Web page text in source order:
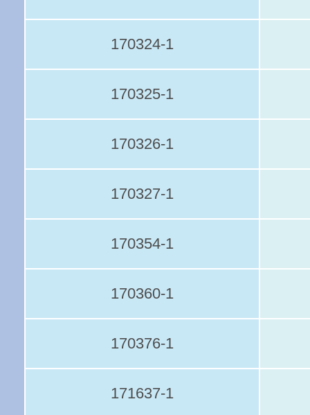
170324-1
170325-1
170326-1
170327-1
170354-1
170360-1
170376-1
171637-1